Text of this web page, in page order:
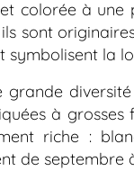
colorée à une
sont
symbolisent la
grande
à
riche :
de septembre